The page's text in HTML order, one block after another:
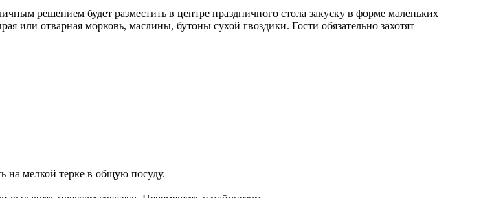
решением будет разместить в центре праздничного стола закуску в форме маленьких
или отварная морковь, маслины, бутоны сухой гвоздики. Гости обязательно захотят
на мелкой терке в общую посуду.